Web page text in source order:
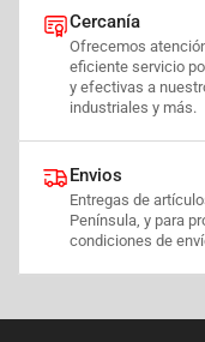
Cercanía
Ofrecemos
eficiente servicio
y efectivas a
industriales y más.
Envios
Entregas de
Península, y para
condiciones de